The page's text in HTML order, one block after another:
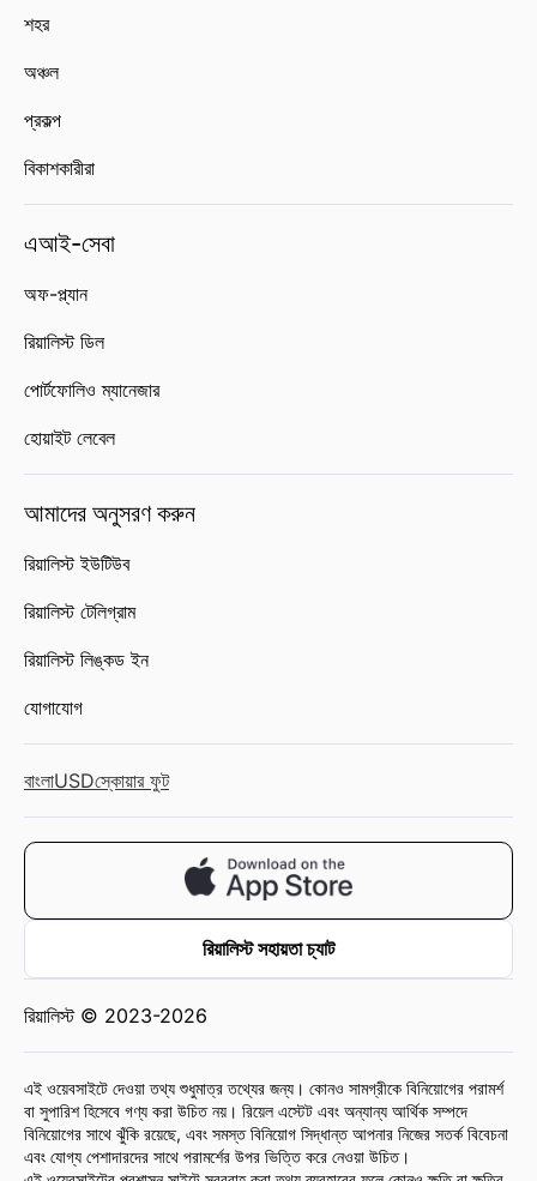
শহর
অঞ্চল
প্রকল্প
বিকাশকারীরা
এআই-সেবা
অফ-প্ল্যান
রিয়ালিস্ট ডিল
পোর্টফোলিও ম্যানেজার
হোয়াইট লেবেল
আমাদের অনুসরণ করুন
রিয়ালিস্ট ইউটিউব
রিয়ালিস্ট টেলিগ্রাম
রিয়ালিস্ট লিঙ্কড ইন
যোগাযোগ
বাংলাUSDস্কোয়ার ফুট
রিয়ালিস্ট সহায়তা চ্যাট
রিয়ালিস্ট © 2023-2026
এই ওয়েবসাইটে দেওয়া তথ্য শুধুমাত্র তথ্যের জন্য। কোনও সামগ্রীকে বিনিয়োগের পরামর্শ
বা সুপারিশ হিসেবে গণ্য করা উচিত নয়। রিয়েল এস্টেট এবং অন্যান্য আর্থিক সম্পদে
বিনিয়োগের সাথে ঝুঁকি রয়েছে, এবং সমস্ত বিনিয়োগ সিদ্ধান্ত আপনার নিজের সতর্ক বিবেচনা
এবং যোগ্য পেশাদারদের সাথে পরামর্শের উপর ভিত্তি করে নেওয়া উচিত।